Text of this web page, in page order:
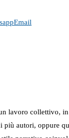
Email
lavoro collettivo,
autori, oppure